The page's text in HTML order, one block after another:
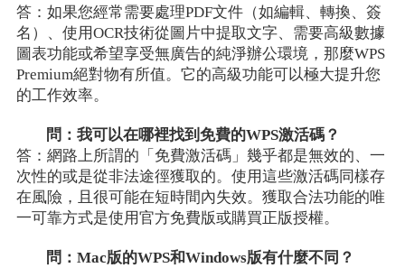
答：如果您經常需要處理PDF文件（如編輯、轉換、簽
名）、使用OCR技術從圖片中提取文字、需要高級數據
圖表功能或希望享受無廣告的純淨辦公環境，那麼WPS
Premium絕對物有所值。它的高級功能可以極大提升您
的工作效率。
問：我可以在哪裡找到免費的WPS激活碼？
答：網路上所謂的「免費激活碼」幾乎都是無效的、一
次性的或是從非法途徑獲取的。使用這些激活碼同樣存
在風險，且很可能在短時間內失效。獲取合法功能的唯
一可靠方式是使用官方免費版或購買正版授權。
問：Mac版的WPS和Windows版有什麼不同？